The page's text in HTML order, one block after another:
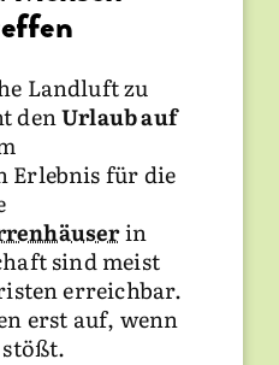
Landluft zu
denUrlaub auf
Erlebnis für die
in
sind meist
erreichbar.
erst auf, wenn
stößt.
bis in das
durch den
eine
bis in
Das entspannende
liebsten
sorgt für
Kulinarische
wenn Sie